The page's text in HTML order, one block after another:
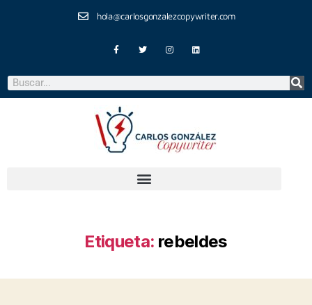
hola@carlosgonzalezcopywriter.com
Etiqueta: rebeldes